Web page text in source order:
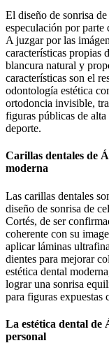
El diseño de sonrisa
especulación por parte
A juzgar por las
características propias
blancura natural y
características son el
odontología estética
ortodoncia invisible,
figuras públicas de
deporte.
Carillas dentales de
moderna
Las carillas dentales
diseño de sonrisa de
Cortés, de ser
coherente con su
aplicar láminas
dientes para mejorar
estética dental
lograr una sonrisa
para figuras expuestas
La estética dental de
personal